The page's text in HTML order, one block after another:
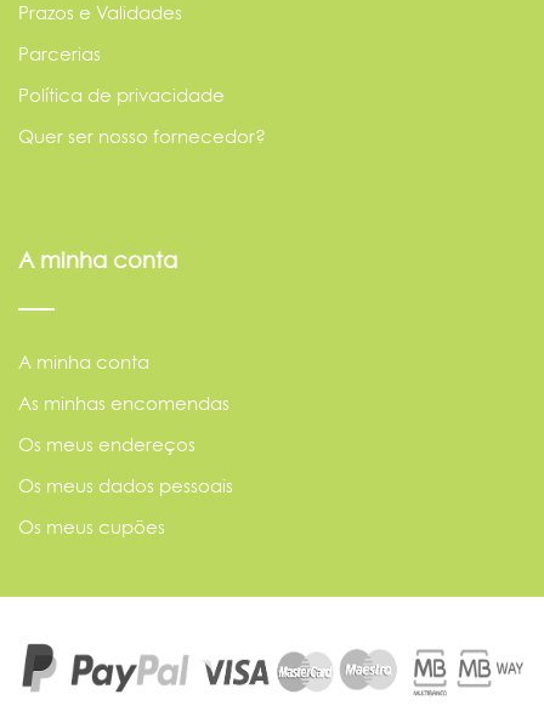
Prazos e Validades
Parcerias
Política de privacidade
Quer ser nosso fornecedor?
A minha conta
A minha conta
As minhas encomendas
Os meus endereços
Os meus dados pessoais
Os meus cupões